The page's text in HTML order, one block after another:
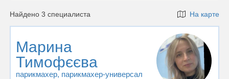
Найдено 3 специалиста На карте
Марина
Тимофєєва
парикмахер, парикмахер-универсал